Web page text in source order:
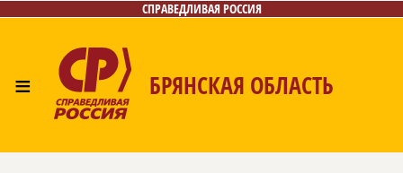
СПРАВЕДЛИВАЯ РОССИЯ
≡ БРЯНСКАЯ ОБЛАСТЬ